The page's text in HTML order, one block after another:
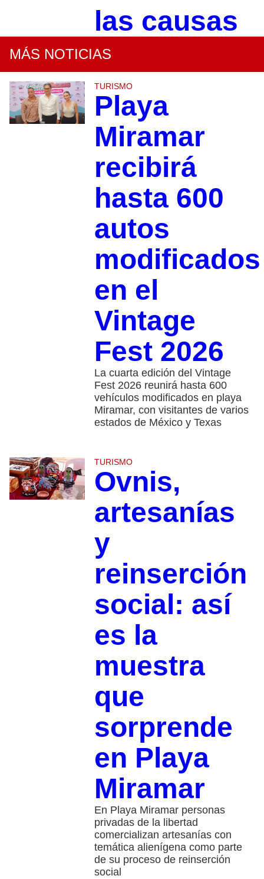
las causas
MÁS NOTICIAS
TURISMO
Playa
Miramar
recibirá
hasta 600
autos
modificados
en el
Vintage
Fest 2026
La cuarta edición del Vintage
Fest 2026 reunirá hasta 600
vehículos modificados en playa
Miramar, con visitantes de varios
estados de México y Texas
TURISMO
Ovnis,
artesanías
y
reinserción
social: así
es la
muestra
que
sorprende
en Playa
Miramar
En Playa Miramar personas
privadas de la libertad
comercializan artesanías con
temática alienígena como parte
de su proceso de reinserción
social